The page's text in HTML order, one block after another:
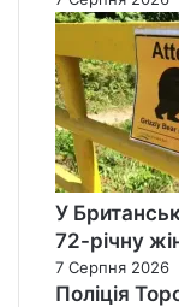
У
72-річну
7 Серпня 2026
Поліція